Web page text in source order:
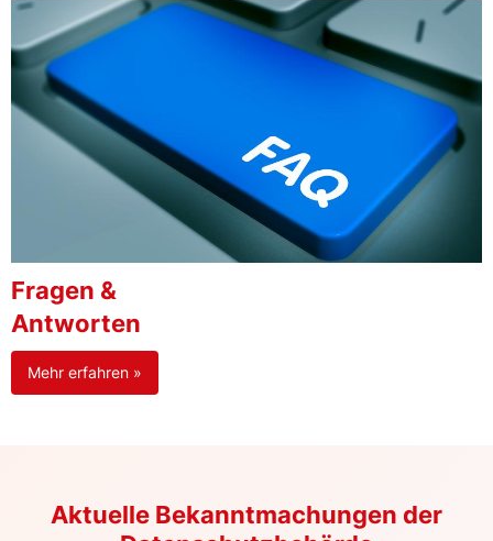
Fragen &
Antworten
Mehr erfahren »
Aktuelle Bekanntmachungen der